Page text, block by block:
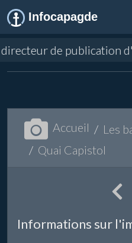
Infocapagde
de publication
Accueil
Les
Quai Capistol
Informations sur